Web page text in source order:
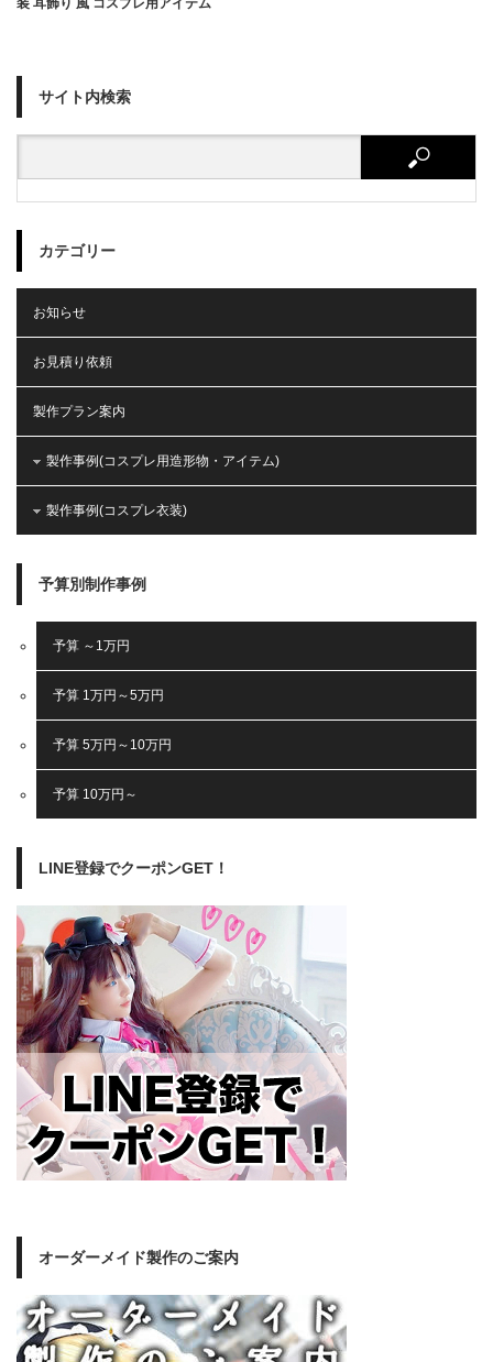
装 耳飾り 風 コスプレ用アイテム
サイト内検索
カテゴリー
お知らせ
お見積り依頼
製作プラン案内
製作事例(コスプレ用造形物・アイテム)
製作事例(コスプレ衣装)
予算別制作事例
予算 ～1万円
予算 1万円～5万円
予算 5万円～10万円
予算 10万円～
LINE登録でクーポンGET！
オーダーメイド製作のご案内